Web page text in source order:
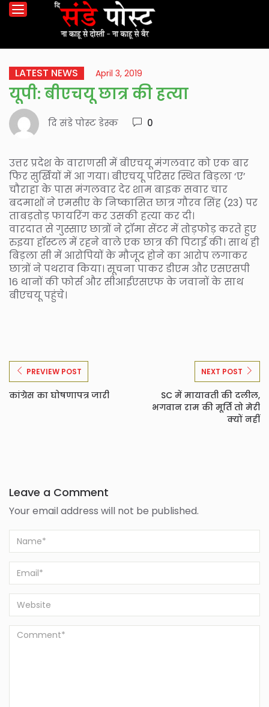
LATEST NEWS April 3, 2019
यूपी: बीएचयू छात्र की हत्या
दि संडे पोस्ट डेस्क 0
उत्तर प्रदेश के वाराणसी में बीएचयू मंगलवार को एक बार
फिर सुर्खियों में आ गया। बीएचयू परिसर स्थित बिड़ला ‘ए’
चौराहा के पास मंगलवार देर शाम बाइक सवार चार
बदमाशों ने एमसीए के निष्कासित छात्र गौरव सिंह (23) पर
ताबड़तोड़ फायरिंग कर उसकी हत्या कर दी।
वारदात से गुस्साए छात्रों ने ट्रॉमा सेंटर में तोड़फोड़ करते हुए
रुइया हॉस्टल में रहने वाले एक छात्र की पिटाई की। साथ ही
बिड़ला सी में आरोपियों के मौजूद होने का आरोप लगाकर
छात्रों ने पथराव किया। सूचना पाकर डीएम और एसएसपी
16 थानों की फोर्स और सीआईएसएफ के जवानों के साथ
बीएचयू पहुंचे।
PREVIEW POST
कांग्रेस का घोषणापत्र जारी
NEXT POST
SC में मायावती की दलील,
भगवान राम की मूर्ति तो मेरी
क्यों नहीं
Leave a Comment
Your email address will not be published.